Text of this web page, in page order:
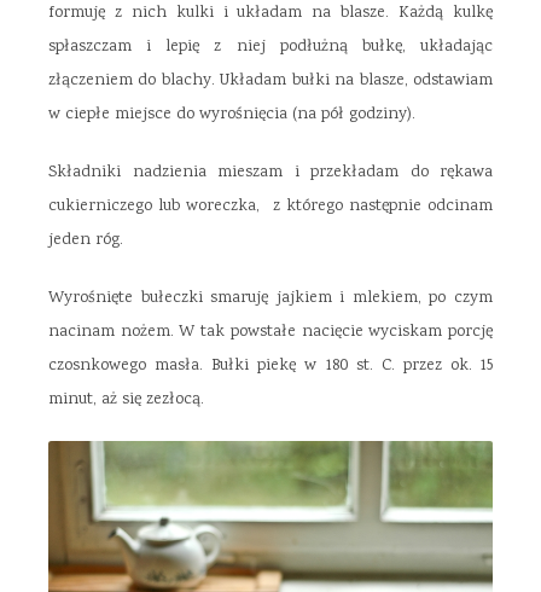
formuję z nich kulki i układam na blasze. Każdą kulkę
spłaszczam i lepię z niej podłużną bułkę, układając
złączeniem do blachy. Układam bułki na blasze, odstawiam
w ciepłe miejsce do wyrośnięcia (na pół godziny).
Składniki nadzienia mieszam i przekładam do rękawa
cukierniczego lub woreczka, z którego następnie odcinam
jeden róg.
Wyrośnięte bułeczki smaruję jajkiem i mlekiem, po czym
nacinam nożem. W tak powstałe nacięcie wyciskam porcję
czosnkowego masła. Bułki piekę w 180 st. C. przez ok. 15
minut, aż się zezłocą.